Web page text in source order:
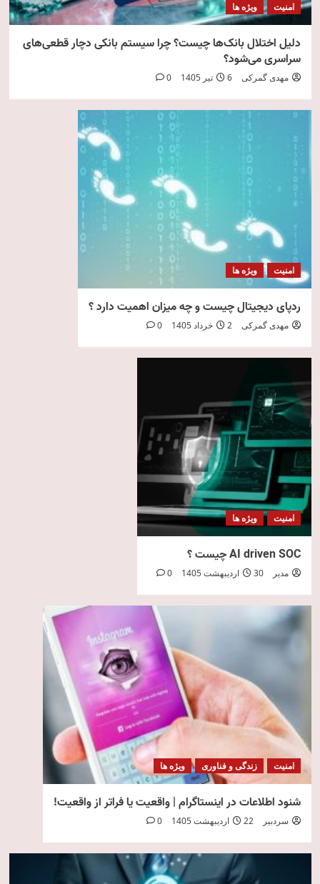
امنیت ویژه ها
دلیل اختلال بانک‌ها چیست؟ چرا سیستم بانکی دچار قطعی‌های
سراسری می‌شود؟
مهدی گمرکی 6 تیر 1405 0
امنیت ویژه ها
ردپای دیجیتال چیست و چه میزان اهمیت دارد ؟
مهدی گمرکی 2 خرداد 1405 0
امنیت ویژه ها
AI driven SOC چیست ؟
مدیر 30 اردیبهشت 1405 0
امنیت زندگی و فناوری ویژه ها
شنود اطلاعات در اینستاگرام | واقعیت یا فراتر از واقعیت!
سردبیر 22 اردیبهشت 1405 0